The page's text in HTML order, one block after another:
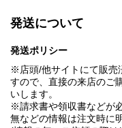
発送について
発送ポリシー
※店頭/他サイトにて販売
すので、直接の来店のご
いします。
※請求書や領収書などが
無などの情報は注文時に